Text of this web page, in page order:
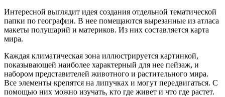
Интересной выглядит идея создания отдельной тематической
папки по географии. В нее помещаются вырезанные из атласа
макеты полушарий и материков. Из них составляется карта
мира.
Каждая климатическая зона иллюстрируется картинкой,
показывающей наиболее характерный для нее пейзаж, и
набором представителей животного и растительного мира.
Все элементы крепятся на липучках и могут передвигаться. С
помощью них можно изучать, кто где живет и что где растет.